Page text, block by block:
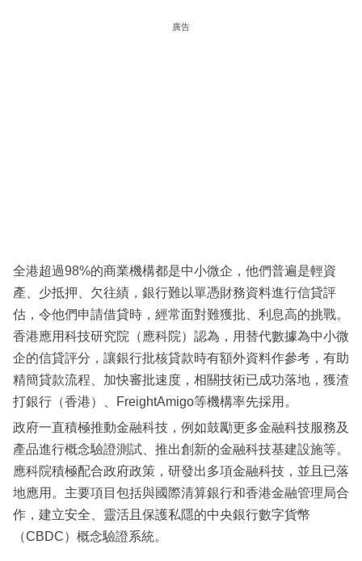
區
廣告
全港超過98%的商業機構都是中小微企，他們普遍是輕資
產、少抵押、欠往績，銀行難以單憑財務資料進行信貸評
估，令他們申請借貸時，經常面對難獲批、利息高的挑戰。
香港應用科技研究院（應科院）認為，用替代數據為中小微
企的信貸評分，讓銀行批核貸款時有額外資料作參考，有助
精簡貸款流程、加快審批速度，相關技術已成功落地，獲渣
打銀行（香港）、FreightAmigo等機構率先採用。
政府一直積極推動金融科技，例如鼓勵更多金融科技服務及
產品進行概念驗證測試、推出創新的金融科技基建設施等。
應科院積極配合政府政策，研發出多項金融科技，並且已落
地應用。主要項目包括與國際清算銀行和香港金融管理局合
作，建立安全、靈活且保護私隱的中央銀行數字貨幣
（CBDC）概念驗證系統。